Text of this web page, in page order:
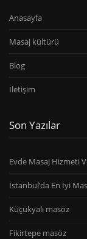
Anasayfa
Masaj kültürü
Blog
İletişim
Son Yazılar
Evde Masaj Hizmeti
İstanbul’da En İyi
Küçükyalı masöz
Fikirtepe masöz